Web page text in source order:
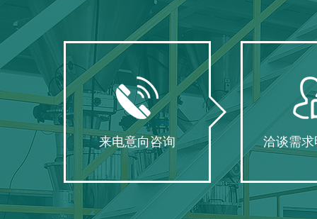
来电意向咨询 洽谈需